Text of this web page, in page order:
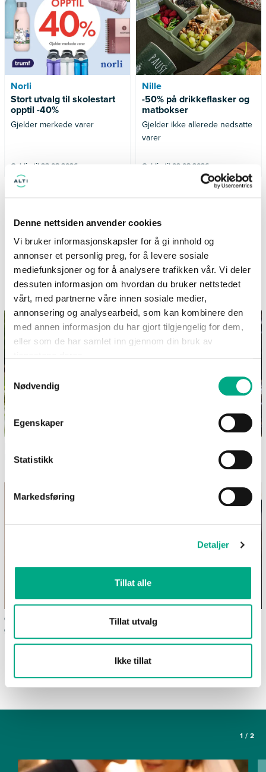
Denne nettsiden anvender cookies
Vi bruker informasjonskapsler for å gi innhold og
annonser et personlig preg, for å levere sosiale
mediefunksjoner og for å analysere trafikken vår. Vi deler
dessuten informasjon om hvordan du bruker nettstedet
vårt, med partnerne våre innen sosiale medier,
annonsering og analysearbeid, som kan kombinere den
med annen informasjon du har gjort tilgjengelig for dem,
eller som de har samlet inn gjennom din bruk av
Samtykkevalg
Nødvendig
Egenskaper
Statistikk
Markedsføring
Detaljer
Tillat alle
Tillat utvalg
Ikke tillat
Norli
Stort utvalg til skolestart
opptil -40%
Gjelder merkede varer
Gyldig til 23.08.2026
Nille
-50% på drikkeflasker og
matbokser
Gjelder ikke allerede nedsatte
varer
Gyldig til 09.08.2026
SE FLERE TILBUD
Informasjon og inspirasjon fra
TillerTorget
hagen morsomme aktiviteter uten
Ofte stilte spørsmål om
gavekortet Altiett
Våre spisesteder
SE FLERE ARTIKLER
1 / 2